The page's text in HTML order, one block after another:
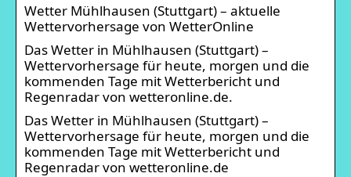
Wetter Mühlhausen (Stuttgart) – aktuelle
Wettervorhersage von WetterOnline
Das Wetter in Mühlhausen (Stuttgart) –
Wettervorhersage für heute, morgen und die
kommenden Tage mit Wetterbericht und
Regenradar von wetteronline.de.
Das Wetter in Mühlhausen (Stuttgart) –
Wettervorhersage für heute, morgen und die
kommenden Tage mit Wetterbericht und
Regenradar von wetteronline.de